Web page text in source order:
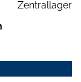
Zentrallager